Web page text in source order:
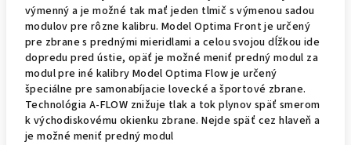
výmenný a je možné tak mať jeden tlmič s výmenou sadou
modulov pre rôzne kalibru. Model Optima Front je určený
pre zbrane s prednými mieridlami a celou svojou dĺžkou ide
dopredu pred ústie, opäť je možné meniť predný modul za
modul pre iné kalibry Model Optima Flow je určený
špeciálne pre samonabíjacie lovecké a športové zbrane.
Technológia A-FLOW znižuje tlak a tok plynov späť smerom
k východiskovému okienku zbrane. Nejde späť cez hlaveň a
je možné meniť predný modul